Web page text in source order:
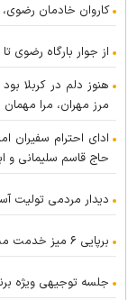
کاروان خادمان
از جوار بارگاه رضوی
هنوز دلم در کربلا
مرز مهران، مرا
ادای احترام
حاج قاسم سلیمانی و
دیدار مردمی تولیت
برپایی ۶ میز خدمت مشاوره و پاسخگویی دینی در حرم مطهر رضوی
جلسه توجیهی ویژه